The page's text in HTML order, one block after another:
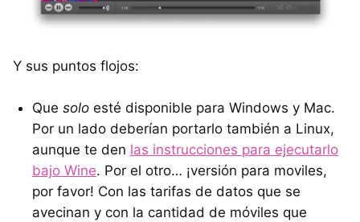
Y sus puntos flojos:
Que solo esté disponible para Windows y Mac.
Por un lado deberían portarlo también a Linux,
aunque te den las instrucciones para ejecutarlo
bajo Wine. Por el otro… ¡versión para moviles,
por favor! Con las tarifas de datos que se
avecinan y con la cantidad de móviles que